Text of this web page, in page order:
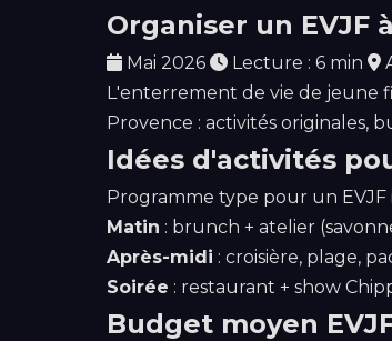
Organiser un EVJF
Mai 2026 Lecture : 6 min
L'enterrement de vie de jeune
Provence : activités originales,
Idées d'activités
Programme type pour un
Matin : brunch + atelier
Après-midi : croisière, plage,
Soirée : restaurant + show
Budget moyen